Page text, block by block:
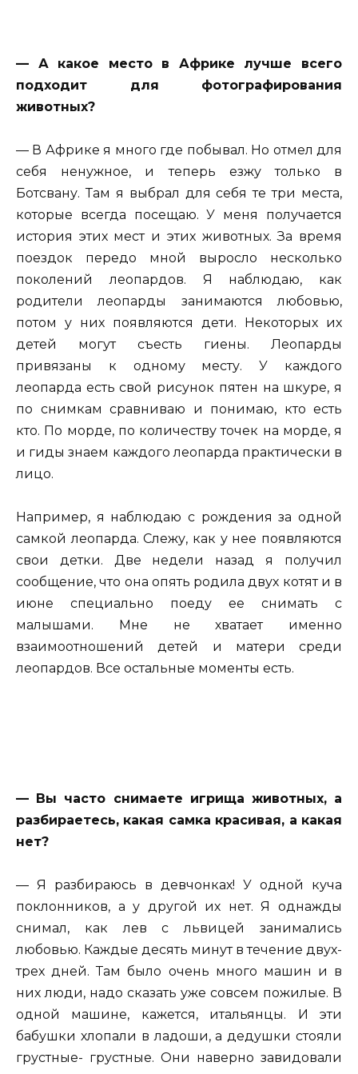
— А какое место в Африке лучше всего
подходит для фотографирования
животных?
— В Африке я много где побывал. Но отмел для
себя ненужное, и теперь езжу только в
Ботсвану. Там я выбрал для себя те три места,
которые всегда посещаю. У меня получается
история этих мест и этих животных. За время
поездок передо мной выросло несколько
поколений леопардов. Я наблюдаю, как
родители леопарды занимаются любовью,
потом у них появляются дети. Некоторых их
детей могут съесть гиены. Леопарды
привязаны к одному месту. У каждого
леопарда есть свой рисунок пятен на шкуре, я
по снимкам сравниваю и понимаю, кто есть
кто. По морде, по количеству точек на морде, я
и гиды знаем каждого леопарда практически в
лицо.
Например, я наблюдаю с рождения за одной
самкой леопарда. Слежу, как у нее появляются
свои детки. Две недели назад я получил
сообщение, что она опять родила двух котят и в
июне специально поеду ее снимать с
малышами. Мне не хватает именно
взаимоотношений детей и матери среди
леопардов. Все остальные моменты есть.
— Вы часто снимаете игрища животных, а
разбираетесь, какая самка красивая, а какая
нет?
— Я разбираюсь в девчонках! У одной куча
поклонников, а у другой их нет. Я однажды
снимал, как лев с львицей занимались
любовью. Каждые десять минут в течение двух-
трех дней. Там было очень много машин и в
них люди, надо сказать уже совсем пожилые. В
одной машине, кажется, итальянцы. И эти
бабушки хлопали в ладоши, а дедушки стояли
грустные- грустные. Они наверно завидовали